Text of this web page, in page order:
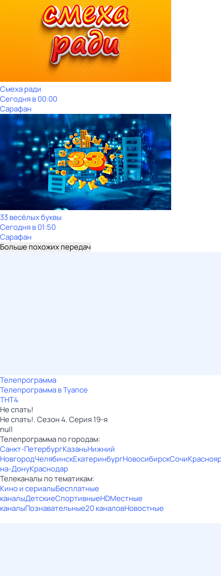
Смеха ради
Сегодня в 00:00
Сарафан
33 весёлых буквы
Сегодня в 01:50
Сарафан
Больше похожих передач
Телепрограмма
Телепрограмма в Туапсе
ТНТ4
Не спать!
Не спать!. Сезон 4. Серия 19-я
null
Телепрограмма по городам:
Санкт-ПетербургКазаньНижний
НовгородЧелябинскЕкатеринбургНовосибирскСочи
на-ДонуКраснодар
Телеканалы по тематикам:
Кино и сериалыБесплатные
каналыДетскиеСпортивныеHDМестные
каналыПознавательные20 каналовНовостные